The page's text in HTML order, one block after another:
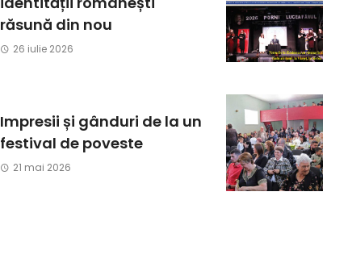
răsună din nou
26 iulie 2026
Impresii și gânduri de la un
festival de poveste
21 mai 2026